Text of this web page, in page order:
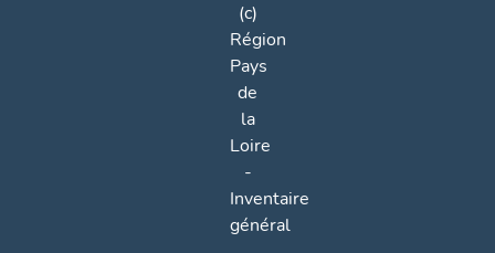
(c)
Région
Pays
de
la
Loire
-
Inventaire
général